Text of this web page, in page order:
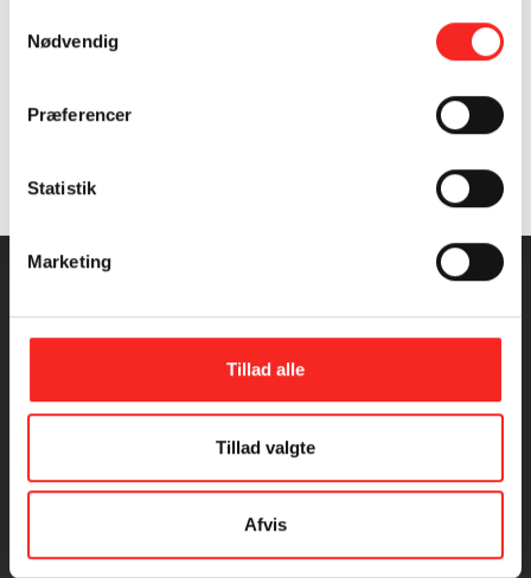
Nødvendig
Præferencer
Statistik
Marketing
Tillad alle
Tillad valgte
Afvis
Rødspætteruller med parmaskinke
Dampede rødspættefileter med
grillede squash